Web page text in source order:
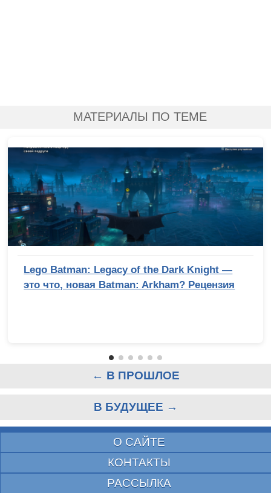
МАТЕРИАЛЫ ПО ТЕМЕ
Lego Batman: Legacy of the Dark Knight —
это что, новая Batman: Arkham? Рецензия
← В ПРОШЛОЕ
В БУДУЩЕЕ →
О САЙТЕ
КОНТАКТЫ
РАССЫЛКА